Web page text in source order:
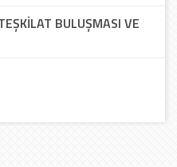
BULUŞMASI VE